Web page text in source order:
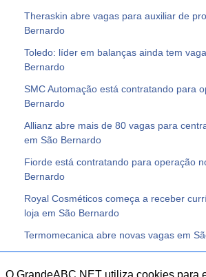
Theraskin abre vagas para auxiliar de
Bernardo
Toledo: líder em balanças ainda tem
Bernardo
SMC Automação está contratando para
Bernardo
Allianz abre mais de 80 vagas para
em São Bernardo
Fiorde está contratando para operação
Bernardo
Royal Cosméticos começa a receber
loja em São Bernardo
Termomecanica abre novas vagas em
O GrandeABC.NET utiliza cookies para